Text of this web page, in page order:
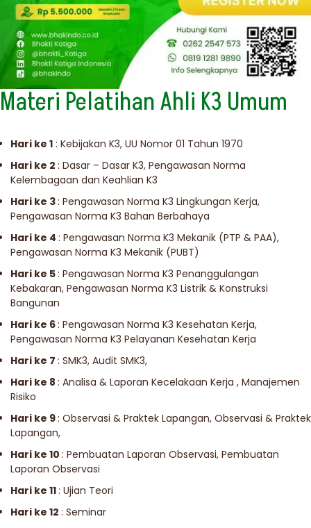
Materi Pelatihan Ahli K3 Umum
Hari ke 1 : Kebijakan K3, UU Nomor 01 Tahun 1970
Hari ke 2 : Dasar – Dasar K3, Pengawasan Norma
Kelembagaan dan Keahlian K3
Hari ke 3: Pengawasan Norma K3 Lingkungan Kerja,
Pengawasan Norma K3 Bahan Berbahaya
Hari ke 4 : Pengawasan Norma K3 Mekanik (PTP & PAA),
Pengawasan Norma K3 Mekanik (PUBT)
Hari ke 5: Pengawasan Norma K3 Penanggulangan
Kebakaran, Pengawasan Norma K3 Listrik & Konstruksi
Bangunan
Hari ke 6: Pengawasan Norma K3 Kesehatan Kerja,
Pengawasan Norma K3 Pelayanan Kesehatan Kerja
Hari ke 7 : SMK3, Audit SMK3,
Hari ke 8 : Analisa & Laporan Kecelakaan Kerja , Manajemen
Risiko
Hari ke 9: Observasi & Praktek Lapangan, Observasi & Praktek
Lapangan,
Hari ke 10 : Pembuatan Laporan Observasi, Pembuatan
Laporan Observasi
Hari ke 11: Ujian Teori
Hari ke 12 : Seminar